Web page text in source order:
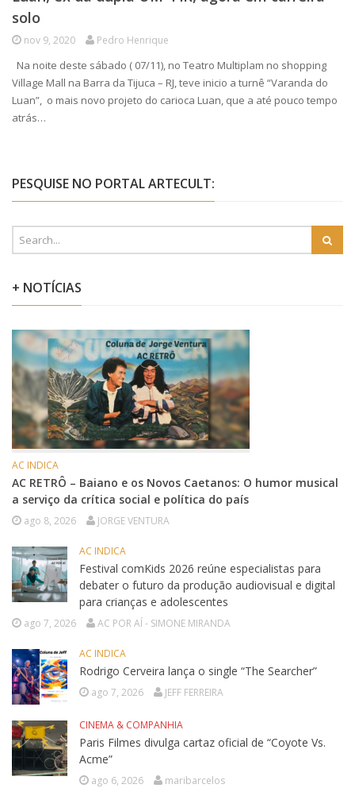
solo
nov 9, 2020 Pedro Henrique
Na noite deste sábado ( 07/11), no Teatro Multiplam no shopping
Village Mall na Barra da Tijuca – RJ, teve inicio a turnê “Varanda do
Luan”, o mais novo projeto do carioca Luan, que a até pouco tempo
atrás…
PESQUISE NO PORTAL ARTECULT:
+ NOTÍCIAS
AC INDICA
AC RETRÔ – Baiano e os Novos Caetanos: O humor musical
a serviço da crítica social e política do país
ago 8, 2026 JORGE VENTURA
AC INDICA
Festival comKids 2026 reúne especialistas para
debater o futuro da produção audiovisual e digital
para crianças e adolescentes
ago 7, 2026 AC POR AÍ - SIMONE MIRANDA
AC INDICA
Rodrigo Cerveira lança o single “The Searcher”
ago 7, 2026 JEFF FERREIRA
CINEMA & COMPANHIA
Paris Filmes divulga cartaz oficial de “Coyote Vs.
Acme”
ago 6, 2026 maribarcelos